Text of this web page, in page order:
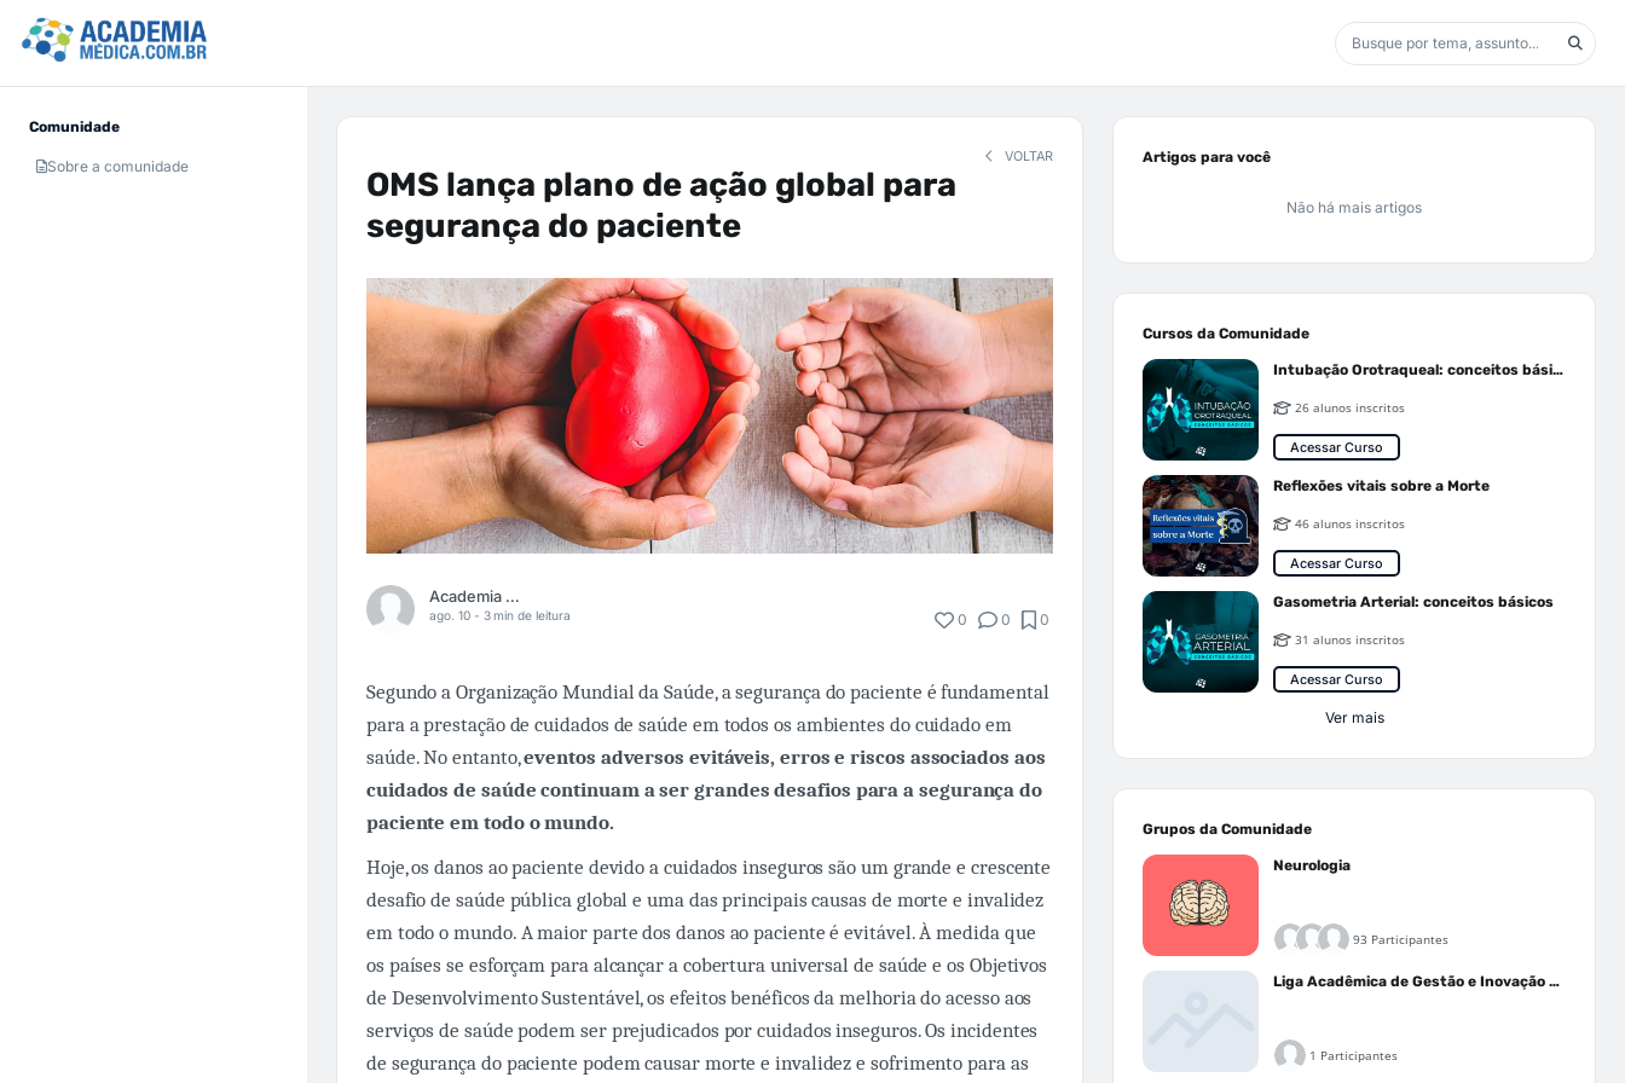
Comunidade
Sobre a comunidade
VOLTAR
OMS lança plano de ação global para
segurança do paciente
Academia Médica
ago. 10 - 3 min de leitura 0 0 0
Segundo a Organização Mundial da Saúde, a segurança do paciente é fundamental
para a prestação de cuidados de saúde em todos os ambientes do cuidado em
saúde. No entanto,eventos adversos evitáveis, erros e riscos associados aos
cuidados de saúde continuam a ser grandes desafios para a segurança do
paciente em todo o mundo.
Hoje, os danos ao paciente devido a cuidados inseguros são um grande e crescente
desafio de saúde pública global e uma das principais causas de morte e invalidez
em todo o mundo. A maior parte dos danos ao paciente é evitável. À medida que
os países se esforçam para alcançar a cobertura universal de saúde e os Objetivos
de Desenvolvimento Sustentável, os efeitos benéficos da melhoria do acesso aos
serviços de saúde podem ser prejudicados por cuidados inseguros. Os incidentes
de segurança do paciente podem causar morte e invalidez e sofrimento para as
Artigos para você
Não há mais artigos
Cursos da Comunidade
Intubação Orotraqueal: conceitos básicos
26 alunos inscritos
Acessar Curso
Reflexões vitais sobre a Morte
46 alunos inscritos
Acessar Curso
Gasometria Arterial: conceitos básicos
31 alunos inscritos
Acessar Curso
Ver mais
Grupos da Comunidade
Neurologia
93 Participantes
Liga Acadêmica de Gestão e Inovação Médica - LAGIM
1 Participantes